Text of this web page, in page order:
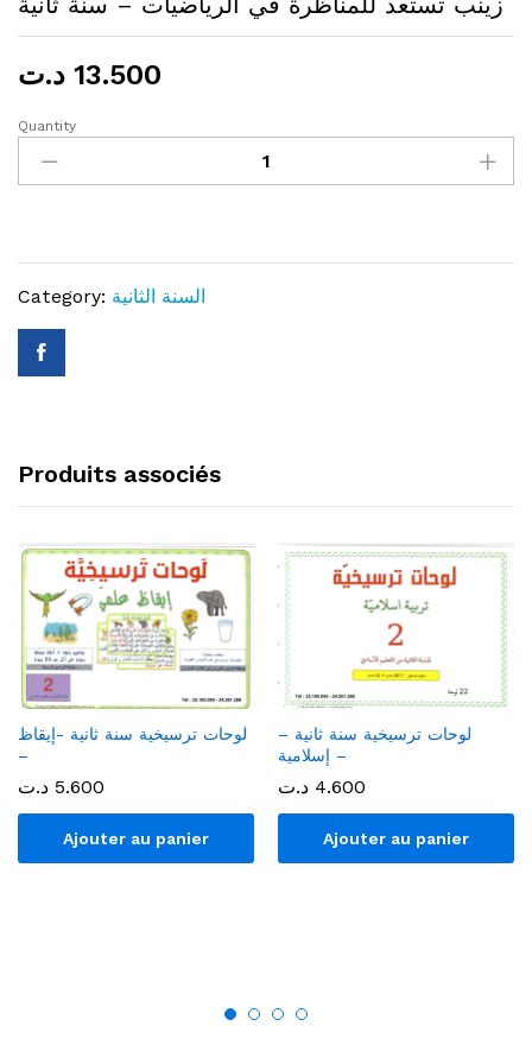
13.500 د.ت
زينب
تستعد
للمناظرة
سنة
ثانية
Quantity
Category: السنة الثانية
Produits associés
لوحات ترسيخية سنة ثانية -إيقاظ
–
5.600 د.ت
Ajouter au panier
لوحات ترسيخية سنة ثانية –
إسلامية –
4.600 د.ت
Ajouter au panier